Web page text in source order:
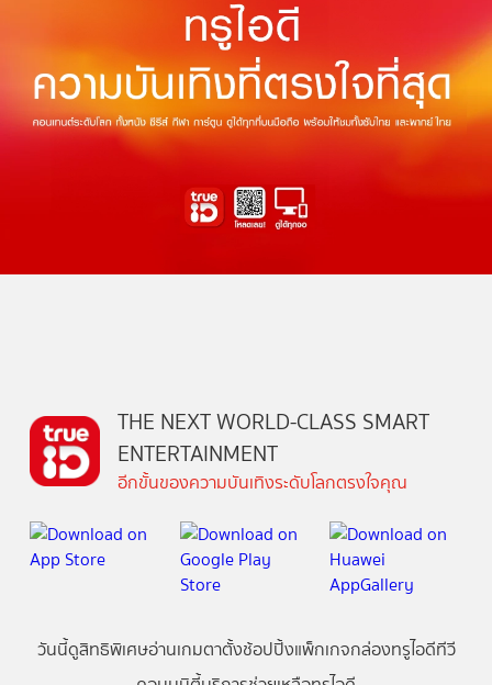
THE NEXT WORLD-CLASS SMART
ENTERTAINMENT
อีกขั้นของความบันเทิงระดับโลกตรงใจคุณ
วันนี้ดูสิทธิพิเศษอ่านเกมตาตั้งช้อปปิ้งแพ็กเกจกล่องทรูไอดีทีวี